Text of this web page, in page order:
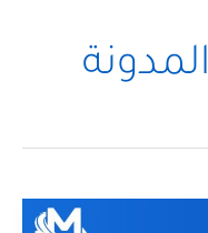
المدونة